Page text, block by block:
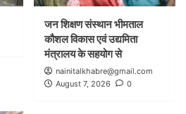
जन शिक्षण संस्थान भीमताल
कौशल विकास एवं उद्यमिता
मंत्रालय के सहयोग से
nainitalkhabre@gmail.com
August 7, 2026
0